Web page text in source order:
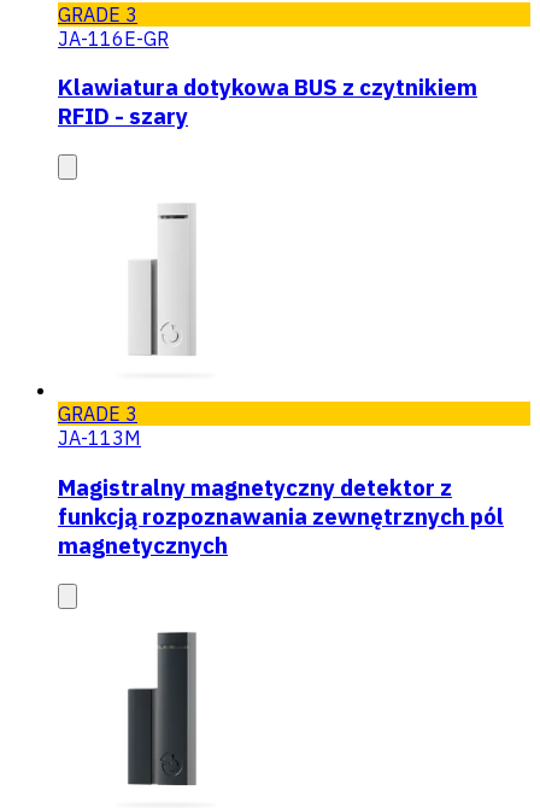
GRADE 3
JA-116E-GR
Klawiatura dotykowa BUS z czytnikiem
RFID - szary
GRADE 3
JA-113M
Magistralny magnetyczny detektor z
funkcją rozpoznawania zewnętrznych pól
magnetycznych